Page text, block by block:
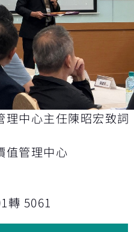
中心主任陳昭宏致詞
值管理中心
轉 5061